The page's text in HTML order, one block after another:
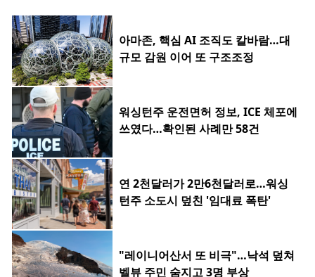
아마존, 핵심 AI 조직도 칼바람…대
규모 감원 이어 또 구조조정
워싱턴주 운전면허 정보, ICE 체포에
쓰였다…확인된 사례만 58건
연 2천달러가 2만6천달러로…워싱
턴주 소도시 덮친 '임대료 폭탄'
"레이니어산서 또 비극"…낙석 덮쳐
벨뷰 주민 숨지고 3명 부상